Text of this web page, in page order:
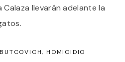
llevarán adelante la
HOMICIDIO